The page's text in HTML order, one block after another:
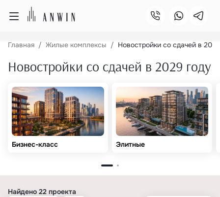
Главная Жилые комплексы Новостройки со сдачей в
Новостройки со сдачей в 2029 году
Бизнес-класс Элитные
Найдено 22 проекта